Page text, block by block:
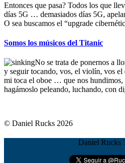
Entonces que pasa? Todos los que
días 5G … demasiados días 5G,
O sea buscamos el “upgrade
Somos los músicos del Titanic
No se trata de ponernos a
y seguir tocando, vos, el violín, vos el
mi toca el oboe … que nos hundimos,
hagámoslo peleando, luchando, con
© Daniel Rucks 2026
Daniel Rucks